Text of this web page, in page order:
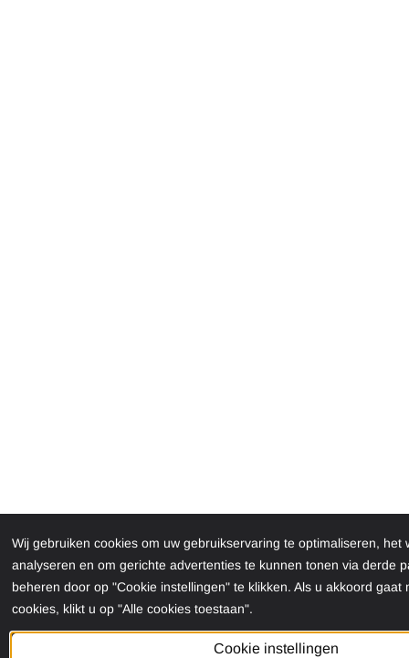
Wij gebruiken cookies om uw gebruikservaring te optimaliseren, het
analyseren en om gerichte advertenties te kunnen tonen via derde
beheren door op "Cookie instellingen" te klikken. Als u akkoord gaat
cookies, klikt u op "Alle cookies toestaan".
Cookie instellingen